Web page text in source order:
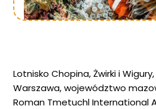
Lotnisko Chopina, Żwirki i
Warszawa, województwo
Roman Tmetuchl International